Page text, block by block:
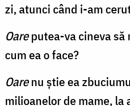
zi, atunci când i-am
Oareputea-va cineva să
cum ea o face?
Oarenu știe ea
milioanelor de mame, la